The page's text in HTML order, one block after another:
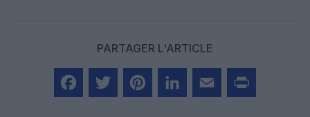
PARTAGER L'ARTICLE